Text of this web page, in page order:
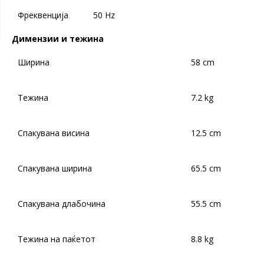
Фреквенција 50 Hz
Димензии и тежина
Ширина 58 cm
Тежина 7.2 kg
Спакувана висина 12.5 cm
Спакувана ширина 65.5 cm
Спакувана длабочина 55.5 cm
Тежина на паќетот 8.8 kg